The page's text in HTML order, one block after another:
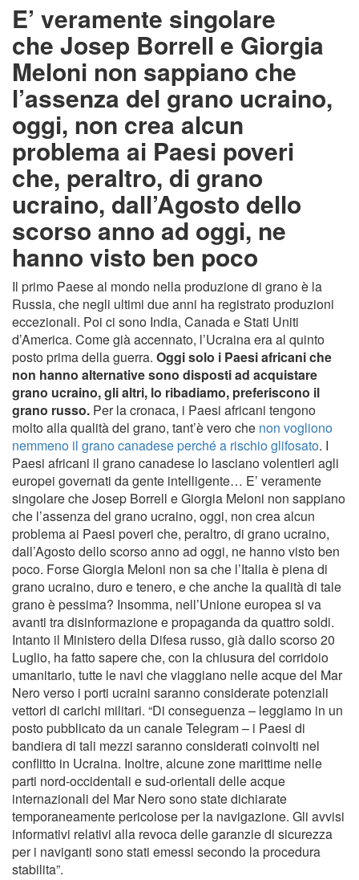
E’ veramente singolare
che Josep Borrell e Giorgia
Meloni non sappiano che
l’assenza del grano ucraino,
oggi, non crea alcun
problema ai Paesi poveri
che, peraltro, di grano
ucraino, dall’Agosto dello
scorso anno ad oggi, ne
hanno visto ben poco
Il primo Paese al mondo nella produzione di grano è la
Russia, che negli ultimi due anni ha registrato produzioni
eccezionali. Poi ci sono India, Canada e Stati Uniti
d’America. Come già accennato, l’Ucraina era al quinto
posto prima della guerra. Oggi solo i Paesi africani che
non hanno alternative sono disposti ad acquistare
grano ucraino, gli altri, lo ribadiamo, preferiscono il
grano russo. Per la cronaca, i Paesi africani tengono
molto alla qualità del grano, tant’è vero che non vogliono
nemmeno il grano canadese perché a rischio glifosato. I
Paesi africani il grano canadese lo lasciano volentieri agli
europei governati da gente intelligente… E’ veramente
singolare che Josep Borrell e Giorgia Meloni non sappiano
che l’assenza del grano ucraino, oggi, non crea alcun
problema ai Paesi poveri che, peraltro, di grano ucraino,
dall’Agosto dello scorso anno ad oggi, ne hanno visto ben
poco. Forse Giorgia Meloni non sa che l’Italia è piena di
grano ucraino, duro e tenero, e che anche la qualità di tale
grano è pessima? Insomma, nell’Unione europea si va
avanti tra disinformazione e propaganda da quattro soldi.
Intanto il Ministero della Difesa russo, già dallo scorso 20
Luglio, ha fatto sapere che, con la chiusura del corridoio
umanitario, tutte le navi che viaggiano nelle acque del Mar
Nero verso i porti ucraini saranno considerate potenziali
vettori di carichi militari. “Di conseguenza – leggiamo in un
posto pubblicato da un canale Telegram – i Paesi di
bandiera di tali mezzi saranno considerati coinvolti nel
conflitto in Ucraina. Inoltre, alcune zone marittime nelle
parti nord-occidentali e sud-orientali delle acque
internazionali del Mar Nero sono state dichiarate
temporaneamente pericolose per la navigazione. Gli avvisi
informativi relativi alla revoca delle garanzie di sicurezza
per i naviganti sono stati emessi secondo la procedura
stabilita”.